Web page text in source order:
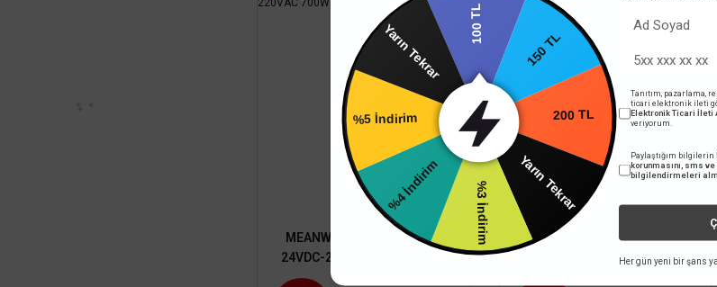
TÜKENDİ
MEANWELL
MEANWELL- TS-700-224B
24VDC-220VAC 700W Power
TÜKENDİ
MEANWELL
MEANWELL- TS-700-212B
12VDC-220VAC 700W Power
100 TL
150 TL
200 TL
Yarın Tekrar
%3 İndirim
%4 İndirim
%5 İndirim
Yarın Tekrar
Tanıtım, pazarlama,
ticari elektronik ileti
Elektronik Ticari İleti
veriyorum.
Paylaştığım bilgilerin
korunmasını, sms
bilgilendirmeleri
Her gün yeni bir şans